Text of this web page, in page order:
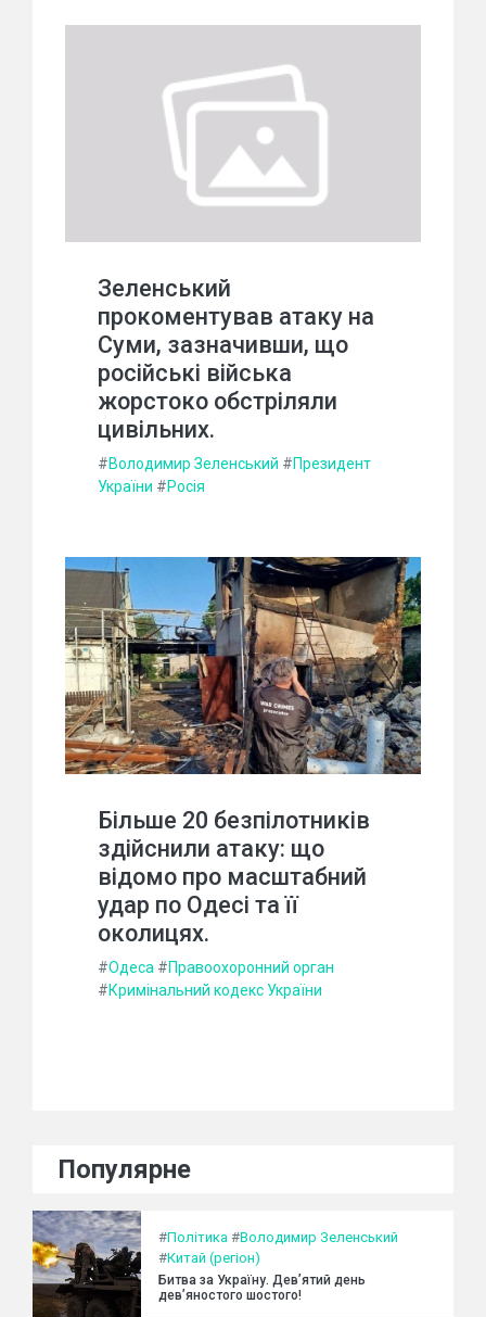
Зеленський
прокоментував атаку на
Суми, зазначивши, що
російські війська
жорстоко обстріляли
цивільних.
#Володимир Зеленський #Президент
України #Росія
Більше 20 безпілотників
здійснили атаку: що
відомо про масштабний
удар по Одесі та її
околицях.
#Одеса #Правоохоронний орган
#Кримінальний кодекс України
Популярне
#Політика #Володимир Зеленський
#Китай (регіон)
Битва за Україну. Дев’ятий день
дев’яностого шостого!